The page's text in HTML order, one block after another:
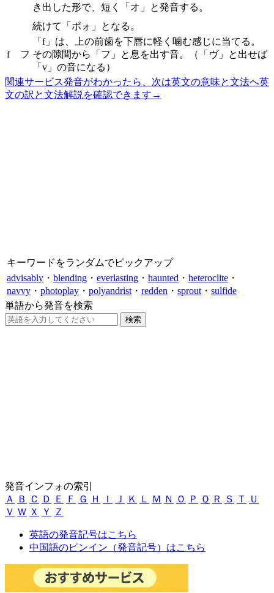
き出した形で、短く「オ」と発音する。
続けて「ポォ」となる。
f フ
「f」は、上の前歯を下唇に軽く噛む感じに当てる。
その隙間から「フ」と息を出す音。（「ヴ」と出せば
「v」の音になる）
関連サービス発音がわかったら、次は英文の意味と文法へ英
文の訳と文法解説を確認できます →
キーワードをランダムでピックアップ
advisably ・ blending ・ everlasting ・ haunted ・ heteroclite ・
navvy ・ photoplay ・ polyandrist ・ redden ・ sprout ・ sulfide
単語から発音を検索
発音インフォの索引
Ａ
Ｂ Ｃ Ｄ Ｅ Ｆ Ｇ Ｈ Ｉ Ｊ Ｋ Ｌ Ｍ Ｎ Ｏ Ｐ Ｑ Ｒ Ｓ Ｔ
Ｕ
Ｖ Ｗ Ｘ Ｙ Ｚ
英語の発音記号はこちら
中国語のピンイン（発音記号）はこちら